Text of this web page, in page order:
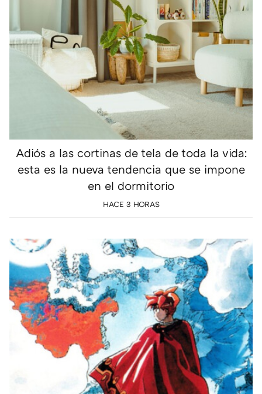
Adiós a las cortinas de tela de toda la vida:
esta es la nueva tendencia que se impone
en el dormitorio
HACE 3 HORAS